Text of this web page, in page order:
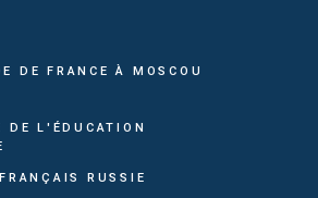
DE FRANCE À MOSCOU
DE L'ÉDUCATION
RUSSIE